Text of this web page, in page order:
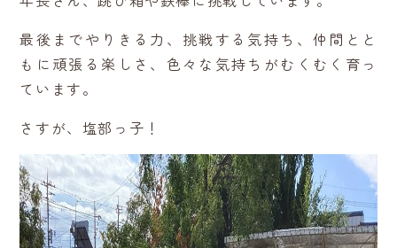
最後までやりきる力、挑戦する気持ち、仲間とと
もに頑張る楽しさ、色々な気持ちがむくむく育っ
ています。
さすが、塩部っ子！